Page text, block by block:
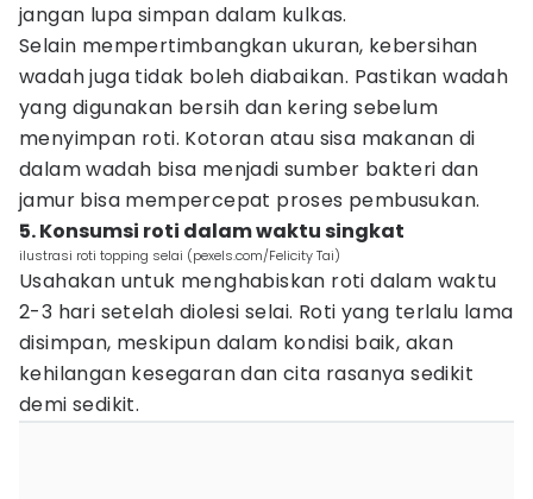
jangan lupa simpan dalam kulkas.
Selain mempertimbangkan ukuran, kebersihan
wadah juga tidak boleh diabaikan. Pastikan wadah
yang digunakan bersih dan kering sebelum
menyimpan roti. Kotoran atau sisa makanan di
dalam wadah bisa menjadi sumber bakteri dan
jamur bisa mempercepat proses pembusukan.
5. Konsumsi roti dalam waktu singkat
ilustrasi roti topping selai (pexels.com/Felicity Tai)
Usahakan untuk menghabiskan roti dalam waktu
2-3 hari setelah diolesi selai. Roti yang terlalu lama
disimpan, meskipun dalam kondisi baik, akan
kehilangan kesegaran dan cita rasanya sedikit
demi sedikit.